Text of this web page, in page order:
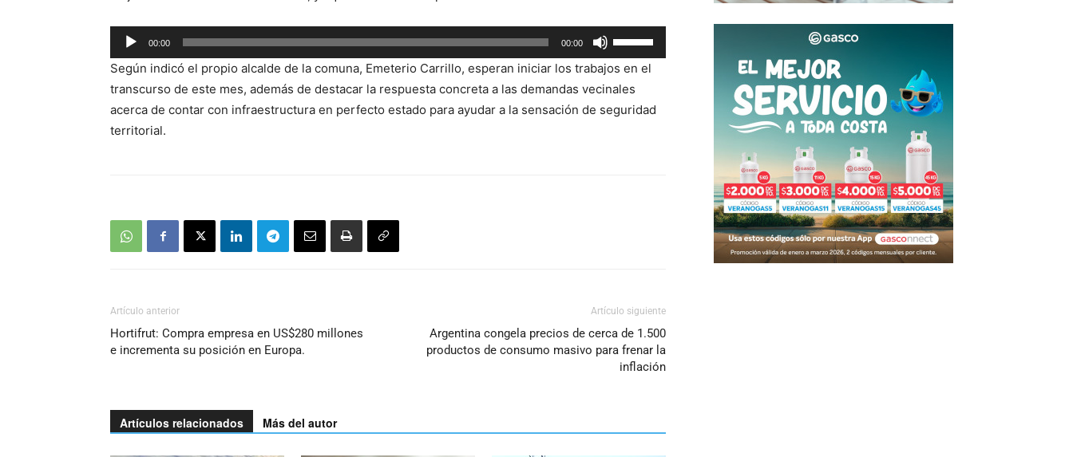
Reproductor
de
audio
00:00 00:00
las
teclas
de
flecha
Según indicó el propio alcalde de la comuna, Emeterio Carrillo, esperan iniciar los trabajos en el
transcurso de este mes, además de destacar la respuesta concreta a las demandas vecinales
acerca de contar con infraestructura en perfecto estado para ayudar a la sensación de seguridad
territorial.
Artículo anterior
Hortifrut: Compra empresa en US$280 millones
e incrementa su posición en Europa.
Artículo siguiente
Argentina congela precios de cerca de 1.500
productos de consumo masivo para frenar la
inflación
Artículos relacionados Más del autor